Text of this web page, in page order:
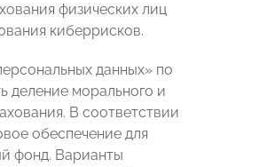
физических лиц
киберрисков.
данных» по
деление морального и
В соответствии
обеспечение для
фонд. Варианты